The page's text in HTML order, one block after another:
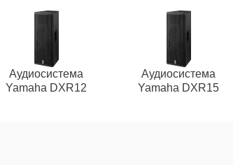
Аудиосистема
Yamaha DXR12
Аудиосистема
Yamaha DXR15